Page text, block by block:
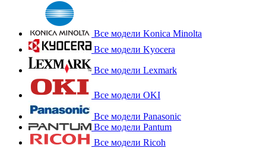
Все модели Konica Minolta
Все модели Kyocera
Все модели Lexmark
Все модели OKI
Все модели Panasonic
Все модели Pantum
Все модели Ricoh